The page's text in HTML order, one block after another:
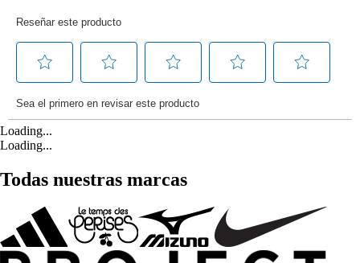
Loading...
Loading...
Todas nuestras marcas